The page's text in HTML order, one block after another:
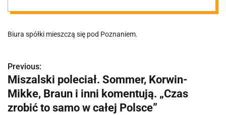
Zmowa na
rynku pracy?
Biura spółki mieszczą się pod Poznaniem.
N
a
w
Previous:
Miszalski poleciał. Sommer, Korwin-
Mikke, Braun i inni komentują. „Czas
zrobić to samo w całej Polsce”